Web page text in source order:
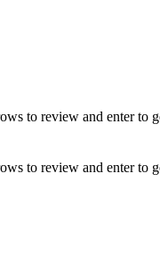
to review and enter
to review and enter